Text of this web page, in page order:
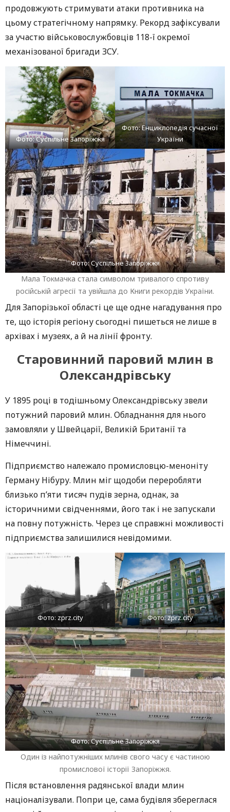
продовжують стримувати атаки противника на
цьому стратегічному напрямку. Рекорд зафіксували
за участю військовослужбовців 118-ї окремої
механізованої бригади ЗСУ.
Фото: Суспільне Запоріжжя
Фото: Енциклопедія сучасної
України
Фото: Суспільне Запоріжжя
Мала Токмачка стала символом тривалого спротиву
російській агресії та увійшла до Книги рекордів України.
Для Запорізької області це ще одне нагадування про
те, що історія регіону сьогодні пишеться не лише в
архівах і музеях, а й на лінії фронту.
Старовинний паровий млин в
Олександрівську
У 1895 році в тодішньому Олександрівську звели
потужний паровий млин. Обладнання для нього
замовляли у Швейцарії, Великій Британії та
Німеччині.
Підприємство належало промисловцю-меноніту
Герману Нібуру. Млин міг щодоби переробляти
близько п’яти тисяч пудів зерна, однак, за
історичними свідченнями, його так і не запускали
на повну потужність. Через це справжні можливості
підприємства залишилися невідомими.
Фото: zprz.city Фото: zprz.city
Фото: Суспільне Запоріжжя
Один із найпотужніших млинів свого часу є частиною
промислової історії Запоріжжя.
Після встановлення радянської влади млин
націоналізували. Попри це, сама будівля збереглася